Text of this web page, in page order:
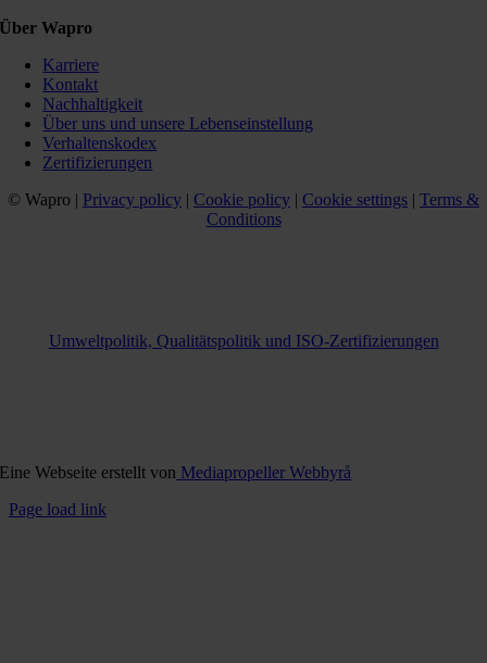
Über Wapro
Karriere
Kontakt
Nachhaltigkeit
Über uns und unsere Lebenseinstellung
Verhaltenskodex
Zertifizierungen
© Wapro | Privacy policy | Cookie policy | Cookie settings | Terms &
Conditions
Umweltpolitik, Qualitätspolitik und ISO-Zertifizierungen
Eine Webseite erstellt von Mediapropeller Webbyrå
Page load link